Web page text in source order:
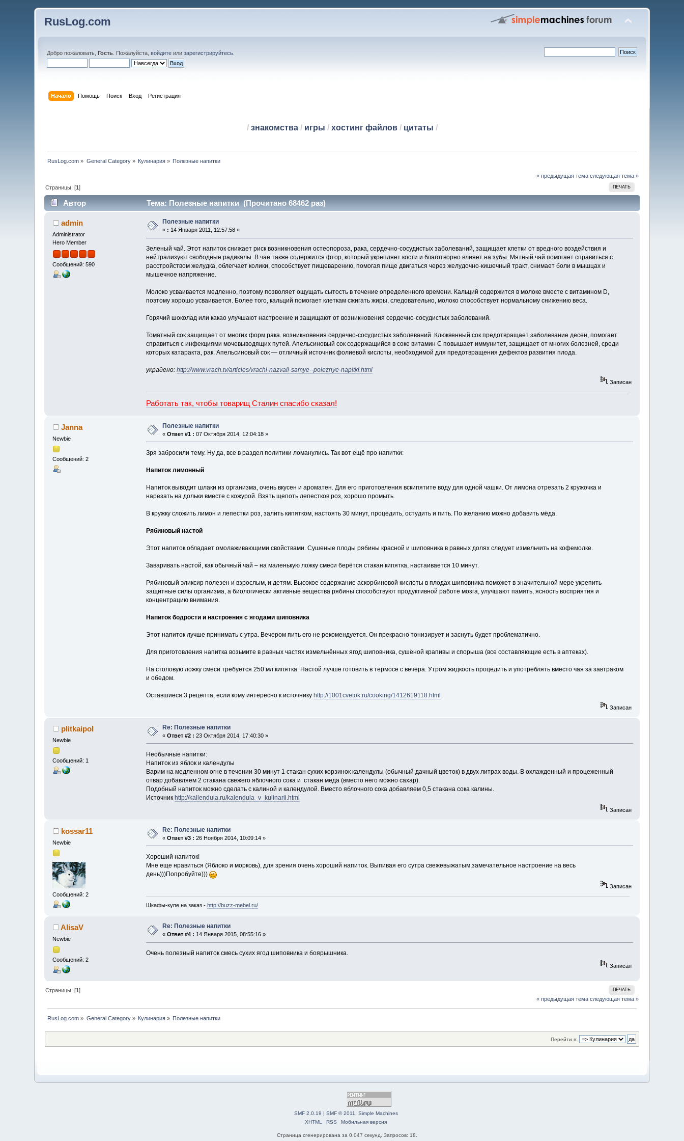
RusLog.com
Добро пожаловать,Гость . Пожалуйста,войдите илизарегистрируйтесь
Начало Помощь Поиск Вход Регистрация
/ знакомства/ игры / хостинг файлов/ цитаты /
RusLog.com » General Category» Кулинария » Полезные напитки
« предыдущая тема следующая тема »
ПЕЧАТЬ
Страницы: [1]
Автор Тема: Полезные напитки (Прочитано 68462 раз)
admin
Administrator
Hero Member
Сообщений: 590
Полезные напитки
« : 14 Января 2011, 12:57:58 »
Зеленый чай. Этот напиток снижает риск возникновения остеопороза, рака, сердечно-сосудистых заболеваний, защищает клетки от вредного воздействия и
нейтрализуют свободные радикалы. В чае также содержится фтор, который укрепляет кости и благотворно влияет на зубы. Мятный чай помогает справиться с
расстройством желудка, облегчает колики, способствует пищеварению, помогая пище двигаться через желудочно-кишечный тракт, снимает боли в мышцах и
мышечное напряжение.
Молоко усваивается медленно, поэтому позволяет ощущать сытость в течение определенного времени. Кальций содержится в молоке вместе с витамином D,
поэтому хорошо усваивается. Более того, кальций помогает клеткам сжигать жиры, следовательно, молоко способствует нормальному снижению веса.
Горячий шоколад или какао улучшают настроение и защищают от возникновения сердечно-сосудистых заболеваний.
Томатный сок защищает от многих форм рака. возникновения сердечно-сосудистых заболеваний. Клюквенный сок предотвращает заболевание десен, помогает
справиться с инфекциями мочевыводящих путей. Апельсиновый сок содержащийся в соке витамин С повышает иммунитет, защищает от многих болезней, среди
которых катаракта, рак. Апельсиновый сок — отличный источник фолиевой кислоты, необходимой для предотвращения дефектов развития плода.
украдено: http://www.vrach.tv/articles/vrachi-nazvali-samye--poleznye-napitki.html
Записан
Работать так, чтобы товарищ Сталин спасибо сказал!
Janna
Newbie
Сообщений: 2
Полезные напитки
«Ответ #1 : 07 Октября 2014, 12:04:18 »
Зря забросили тему. Ну да, все в раздел политики ломанулись. Так вот ещё про напитки:
Напиток лимонный
Напиток выводит шлаки из организма, очень вкусен и ароматен. Для его приготовления вскипятите воду для одной чашки. От лимона отрезать 2 кружочка и
нарезать на дольки вместе с кожурой. Взять щепоть лепестков роз, хорошо промыть.
В кружку сложить лимон и лепестки роз, залить кипятком, настоять 30 минут, процедить, остудить и пить. По желанию можно добавить мёда.
Рябиновый настой
Этот напиток обладает омолаживающими свойствами. Сушеные плоды рябины красной и шиповника в равных долях следует измельчить на кофемолке.
Заваривать настой, как обычный чай – на маленькую ложку смеси берётся стакан кипятка, настаивается 10 минут.
Рябиновый эликсир полезен и взрослым, и детям. Высокое содержание аскорбиновой кислоты в плодах шиповника поможет в значительной мере укрепить
защитные силы организма, а биологически активные вещества рябины способствуют продуктивной работе мозга, улучшают память, ясность восприятия и
концентрацию внимания.
Напиток бодрости и настроения с ягодами шиповника
Этот напиток лучше принимать с утра. Вечером пить его не рекомендуется. Он прекрасно тонизирует и заснуть будет проблематично.
Для приготовления напитка возьмите в равных частях измельчённых ягод шиповника, сушёной крапивы и спорыша (все составляющие есть в аптеках).
На столовую ложку смеси требуется 250 мл кипятка. Настой лучше готовить в термосе с вечера. Утром жидкость процедить и употреблять вместо чая за завтраком
и обедом.
Оставшиеся 3 рецепта, если кому интересно к источнику http://1001cvetok.ru/cooking/1412619118.html
Записан
plitkaipol
Newbie
Сообщений: 1
Re: Полезные напитки
«Ответ #2 : 23 Октября 2014, 17:40:30 »
Необычные напитки:
Напиток из яблок и календулы
Варим на медленном огне в течении 30 минут 1 стакан сухих корзинок календулы (обычный дачный цветок) в двух литрах воды. В охлажденный и процеженный
отвар добавляем 2 стакана свежего яблочного сока и стакан меда (вместо него можно сахар).
Подобный напиток можно сделать с калиной и календулой. Вместо яблочного сока добавляем 0,5 стакана сока калины.
Источник http://kallendula.ru/kalendula_v_kulinarii.html
Записан
kossar11
Newbie
Сообщений: 2
Re: Полезные напитки
«Ответ #3 : 26 Ноября 2014, 10:09:14 »
Хороший напиток!
Мне еще нравиться (Яблоко и морковь), для зрения очень хороший напиток. Выпивая его сутра свежевыжатым,замечательное настроение на весь
день)))Попробуйте)))
Записан
Шкафы-купе на заказ - http://buzz-mebel.ru/
AlisaV
Newbie
Сообщений: 2
Re: Полезные напитки
«Ответ #4 : 14 Января 2015, 08:55:16 »
Очень полезный напиток смесь сухих ягод шиповника и боярышника.
Записан
ПЕЧАТЬ
Страницы: [1]
« предыдущая тема следующая тема »
RusLog.com » General Category» Кулинария » Полезные напитки
Перейти в:
SMF 2.0.19 | SMF © 2011
Simple Machines
XHTML
RSS Мобильная версия
Страница сгенерирована за 0.047 секунд. Запросов: 18.